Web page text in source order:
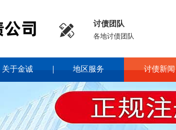
 讨债团队
各地讨债团队
关于金诚 地区服务 讨债新闻